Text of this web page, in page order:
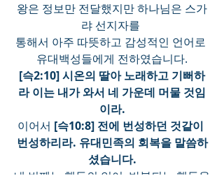
왕은 정보만 전달했지만 하나님은 스가
랴 선지자를
통해서 아주 따뜻하고 감성적인 언어로
유대백성들에게 전하였습니다.
[슥2:10] 시온의 딸아 노래하고 기뻐하
라 이는 내가 와서 네 가운데 머물 것임
이라.
이어서 [슥10:8] 전에 번성하던 것같이
번성하리라. 유대민족의 회복을 말씀하
셨습니다.
네 번째는 행동의 언어, 반복되는 행동을